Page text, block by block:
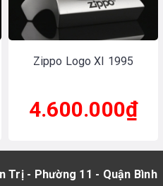
Zippo Logo XI 1995
4.600.000₫
Trị - Phường 11 - Quận Bình